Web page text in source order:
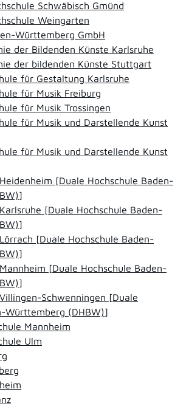
Schwäbisch Gmünd
Weingarten
Württemberg GmbH
der Bildenden Künste Karlsruhe
der bildenden Künste Stuttgart
für Gestaltung Karlsruhe
für Musik Freiburg
für Musik Trossingen
für Musik und Darstellende Kunst
für Musik und Darstellende Kunst
[Duale Hochschule Baden-
[Duale Hochschule Baden-
[Duale Hochschule Baden-
[Duale Hochschule Baden-
Schwenningen [Duale
Württemberg (DHBW)]
Mannheim
Ulm